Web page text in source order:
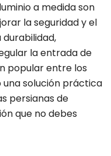
a medida son
la seguridad y el
durabilidad,
la entrada de
popular entre los
una solución práctica
persianas de
que no debes